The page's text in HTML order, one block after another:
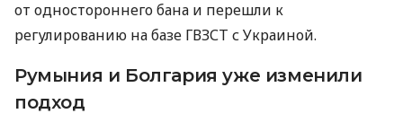
от одностороннего бана и перешли к
регулированию на базе ГВЗСТ с Украиной.
Румыния и Болгария уже изменили
подход